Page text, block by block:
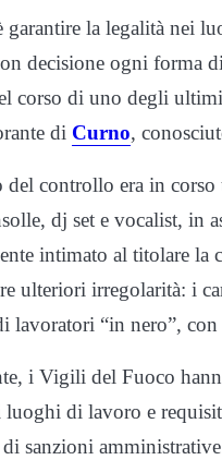
garantire la legalità nei
decisione ogni forma
corso di uno degli
di Curno,
controllo era in corso
dj set e vocalist, in
intimato al titolare la
ulteriori irregolarità: i
lavoratori “in nero”,
i Vigili del Fuoco
luoghi di lavoro e
sanzioni